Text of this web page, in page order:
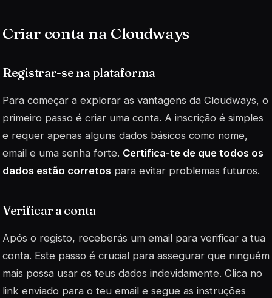
Criar conta na Cloudways
Registrar-se na plataforma
Para começar a explorar as vantagens da Cloudways, o
primeiro passo é criar uma conta. A inscrição é simples
e requer apenas alguns dados básicos como nome,
email e uma senha forte. Certifica-te de que todos os
dados estão corretos para evitar problemas futuros.
Verificar a conta
Após o registo, receberás um email para verificar a tua
conta. Este passo é crucial para assegurar que ninguém
mais possa usar os teus dados indevidamente. Clica no
link enviado para o teu email e segue as instruções